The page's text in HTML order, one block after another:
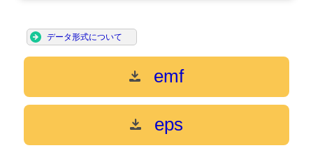
データ形式について
emf
eps